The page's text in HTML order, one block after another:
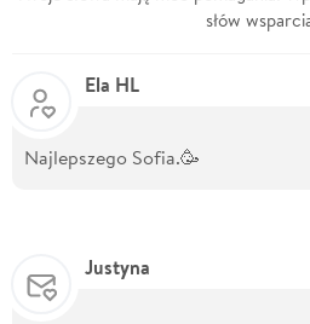
słów
Ela HL
Najlepszego Sofia.🥳
Justyna